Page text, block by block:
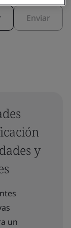
Enviar
y
un